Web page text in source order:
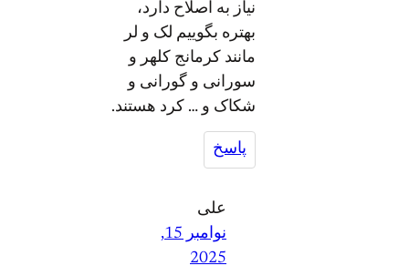
نیاز به اصلاح دارد،
بهتره بگوییم لک و لر
مانند کرمانج کلهر و
سورانی و گورانی و
شکاک و … کرد هستند.
پاسخ
علی
نوامبر 15,
2025